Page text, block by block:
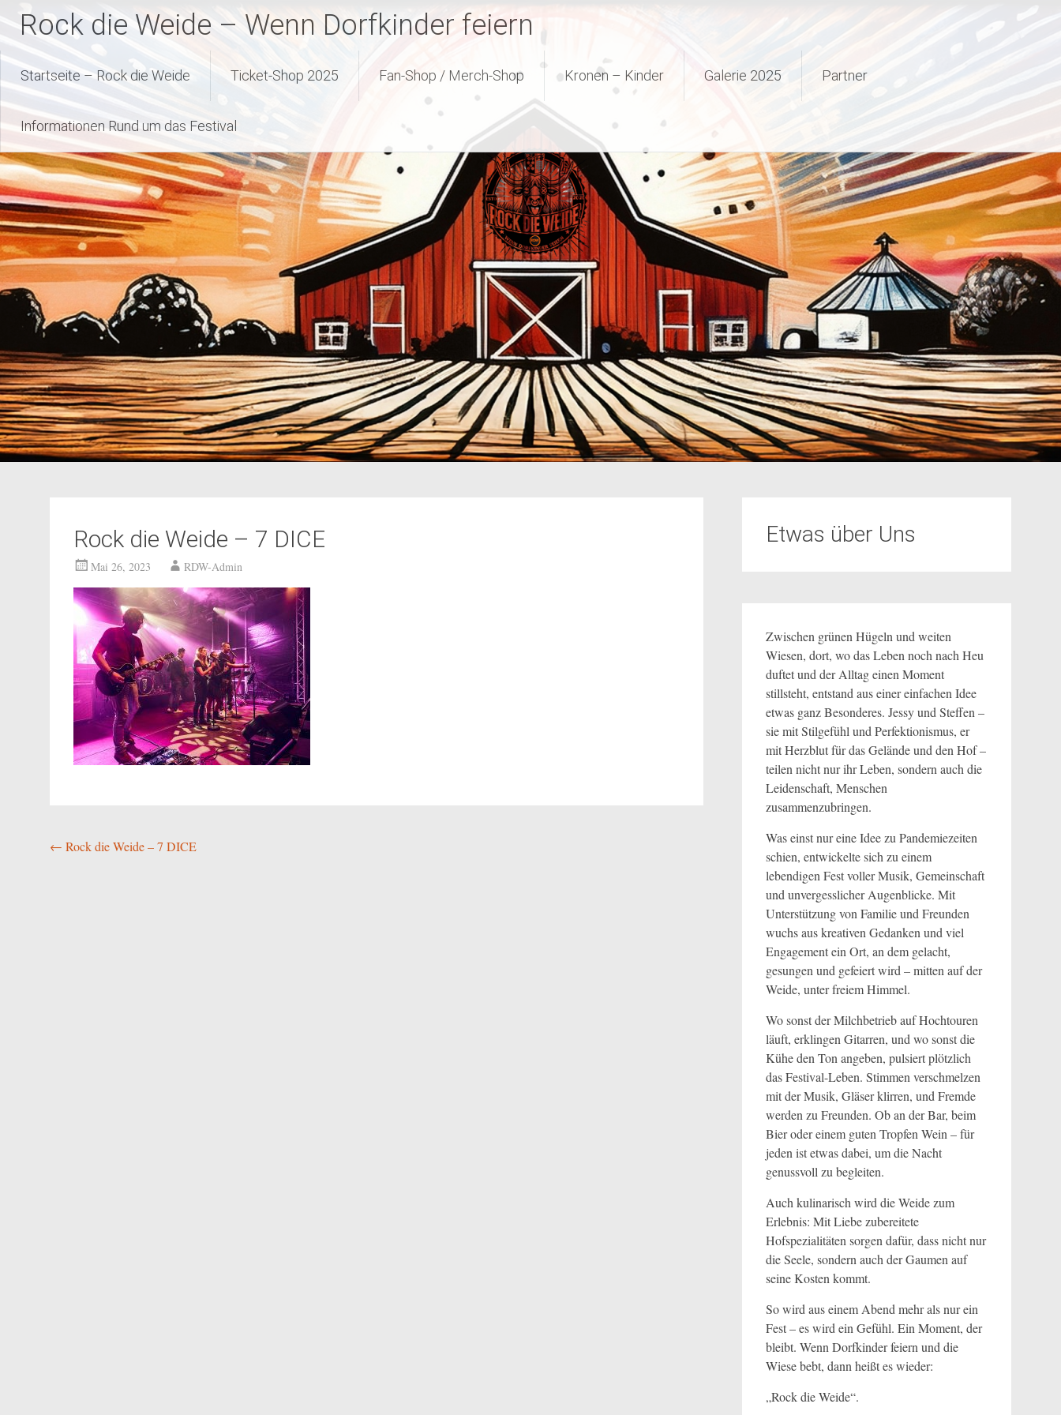
InhaltRock die Weide – Wenn Dorfkinder feiern
Startseite – Rock die Weide Ticket-Shop 2025 Fan-Shop / Merch-Shop Kronen – Kinder Galerie 2025 Partner
Informationen Rund um das Festival
Rock die Weide – 7 DICE
Mai 26, 2023 RDW-Admin
Beitragsnavigation
← Rock die Weide – 7 DICE
Etwas über Uns
Zwischen grünen Hügeln und weiten
Wiesen, dort, wo das Leben noch nach Heu
duftet und der Alltag einen Moment
stillsteht, entstand aus einer einfachen Idee
etwas ganz Besonderes. Jessy und Steffen –
sie mit Stilgefühl und Perfektionismus, er
mit Herzblut für das Gelände und den Hof –
teilen nicht nur ihr Leben, sondern auch die
Leidenschaft, Menschen
zusammenzubringen.
Was einst nur eine Idee zu Pandemiezeiten
schien, entwickelte sich zu einem
lebendigen Fest voller Musik, Gemeinschaft
und unvergesslicher Augenblicke. Mit
Unterstützung von Familie und Freunden
wuchs aus kreativen Gedanken und viel
Engagement ein Ort, an dem gelacht,
gesungen und gefeiert wird – mitten auf der
Weide, unter freiem Himmel.
Wo sonst der Milchbetrieb auf Hochtouren
läuft, erklingen Gitarren, und wo sonst die
Kühe den Ton angeben, pulsiert plötzlich
das Festival-Leben. Stimmen verschmelzen
mit der Musik, Gläser klirren, und Fremde
werden zu Freunden. Ob an der Bar, beim
Bier oder einem guten Tropfen Wein – für
jeden ist etwas dabei, um die Nacht
genussvoll zu begleiten.
Auch kulinarisch wird die Weide zum
Erlebnis: Mit Liebe zubereitete
Hofspezialitäten sorgen dafür, dass nicht nur
die Seele, sondern auch der Gaumen auf
seine Kosten kommt.
So wird aus einem Abend mehr als nur ein
Fest – es wird ein Gefühl. Ein Moment, der
bleibt. Wenn Dorfkinder feiern und die
Wiese bebt, dann heißt es wieder:
„Rock die Weide“.